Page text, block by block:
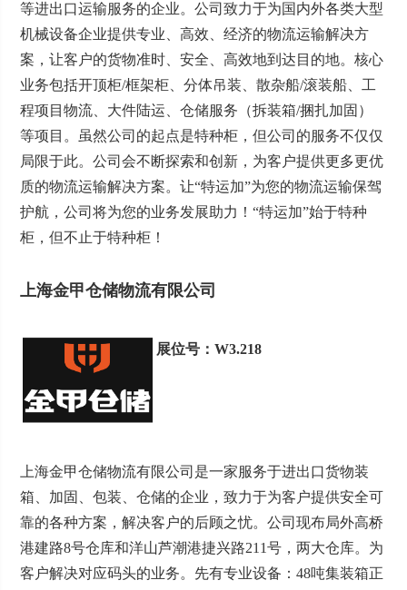
等进出口运输服务的企业。公司致力于为国内外各类大型
机械设备企业提供专业、高效、经济的物流运输解决方
案，让客户的货物准时、安全、高效地到达目的地。核心
业务包括开顶柜/框架柜、分体吊装、散杂船/滚装船、工
程项目物流、大件陆运、仓储服务（拆装箱/捆扎加固）
等项目。虽然公司的起点是特种柜，但公司的服务不仅仅
局限于此。公司会不断探索和创新，为客户提供更多更优
质的物流运输解决方案。让“特运加”为您的物流运输保驾
护航，公司将为您的业务发展助力！“特运加”始于特种
柜，但不止于特种柜！
上海金甲仓储物流有限公司
展位号：W3.218
上海金甲仓储物流有限公司是一家服务于进出口货物装
箱、加固、包装、仓储的企业，致力于为客户提供安全可
靠的各种方案，解决客户的后顾之忧。公司现布局外高桥
港建路8号仓库和洋山芦潮港捷兴路211号，两大仓库。为
客户解决对应码头的业务。先有专业设备：48吨集装箱正